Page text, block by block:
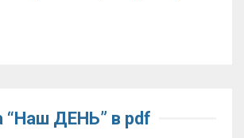
“Наш ДЕНЬ” в pdf